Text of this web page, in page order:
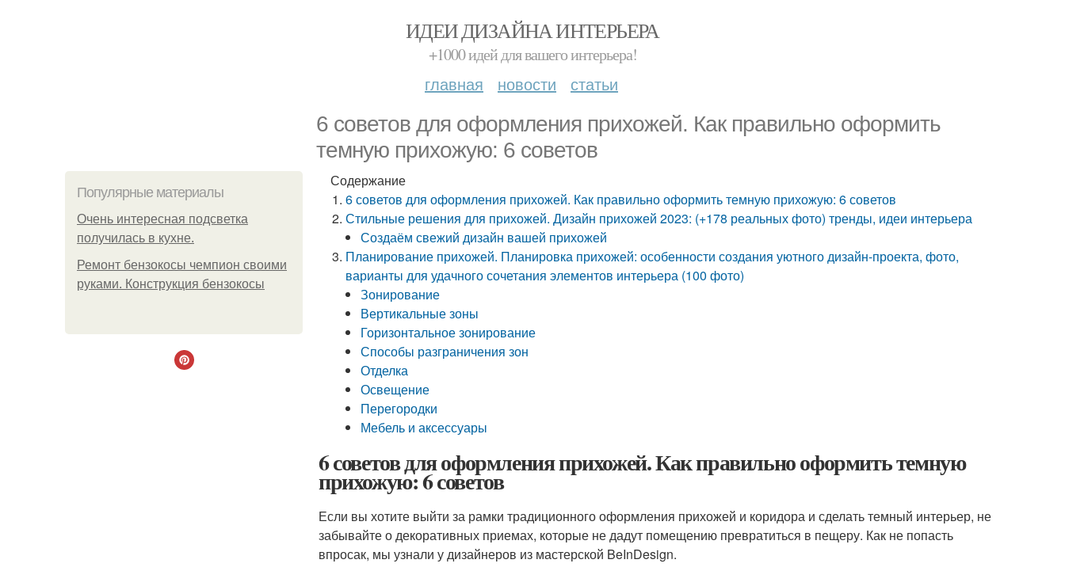
ИДЕИ ДИЗАЙНА ИНТЕРЬЕРА
+1000 идей для вашего интерьера!
главная новости статьи
6 советов для оформления прихожей. Как правильно оформить
темную прихожую: 6 советов
Популярные материалы
Очень интересная подсветка
получилась в кухне.
Ремонт бензокосы чемпион своими
руками. Конструкция бензокосы
Содержание
6 советов для оформления прихожей. Как правильно оформить темную прихожую: 6 советов
Стильные решения для прихожей. Дизайн прихожей 2023: (+178 реальных фото) тренды, идеи интерьера
Создаём свежий дизайн вашей прихожей
Планирование прихожей. Планировка прихожей: особенности создания уютного дизайн-проекта, фото,
варианты для удачного сочетания элементов интерьера (100 фото)
Зонирование
Вертикальные зоны
Горизонтальное зонирование
Способы разграничения зон
Отделка
Освещение
Перегородки
Мебель и аксессуары
6 советов для оформления прихожей. Как правильно оформить темную
прихожую: 6 советов
Если вы хотите выйти за рамки традиционного оформления прихожей и коридора и сделать темный интерьер, не
забывайте о декоративных приемах, которые не дадут помещению превратиться в пещеру. Как не попасть
впросак, мы узнали у дизайнеров из мастерской BeInDesign.